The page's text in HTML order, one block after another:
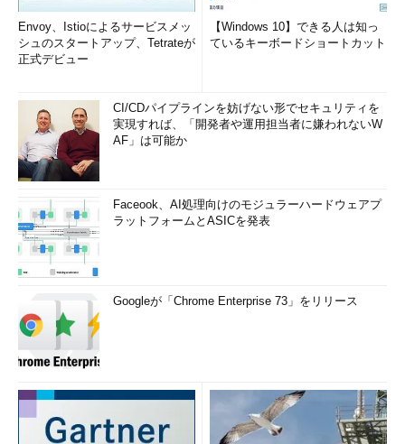
Envoy、Istioによるサービスメッ
シュのスタートアップ、Tetrateが
正式デビュー
【Windows 10】できる人は知っ
ているキーボードショートカット
CI/CDパイプラインを妨げない形でセキュリティを
実現すれば、「開発者や運用担当者に嫌われないW
AF」は可能か
Faceook、AI処理向けのモジュラーハードウェアプ
ラットフォームとASICを発表
Googleが「Chrome Enterprise 73」をリリース